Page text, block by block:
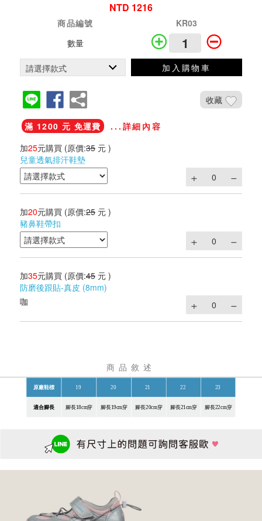
NTD 1216
商品編號
KR03
數量
加入購物車
收藏
滿 1200 元 免運費
...詳細內容
加25元購買 (原價:35 元 )
兒童透氣排汗鞋墊
加20元購買 (原價:25 元 )
豬鼻鞋帶扣
加35元購買 (原價:45 元 )
防磨後跟貼-真皮 (8mm)
咖
商品敘述